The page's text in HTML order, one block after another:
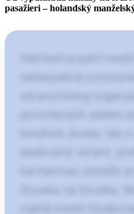
pasažieri – holandský